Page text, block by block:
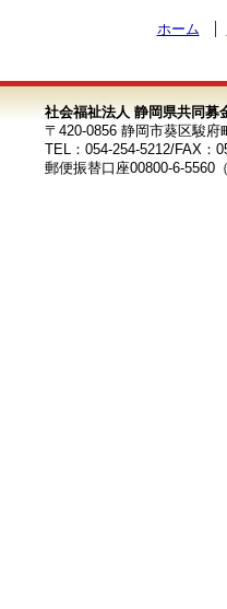
ホーム
社会福祉法人 静岡県共同募
〒420-0856 静岡市葵区駿
TEL：054-254-5212/FAX：
郵便振替口座00800-6-5560